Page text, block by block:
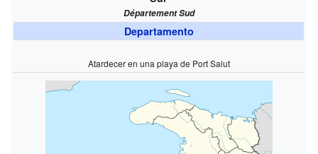
Département Sud
Departamento
Atardecer en una playa de Port Salut